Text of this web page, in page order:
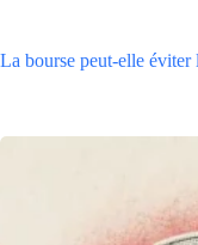
La bourse peut-elle éviter